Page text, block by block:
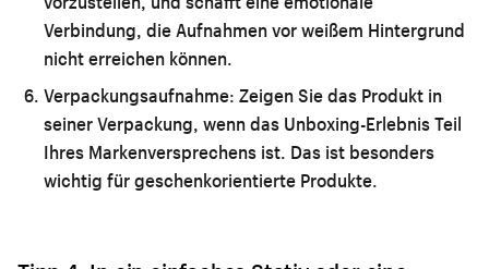
Verbindung, die Aufnahmen vor weißem Hintergrund
nicht erreichen können.
Verpackungsaufnahme: Zeigen Sie das Produkt in
seiner Verpackung, wenn das Unboxing-Erlebnis Teil
Ihres Markenversprechens ist. Das ist besonders
wichtig für geschenkorientierte Produkte.